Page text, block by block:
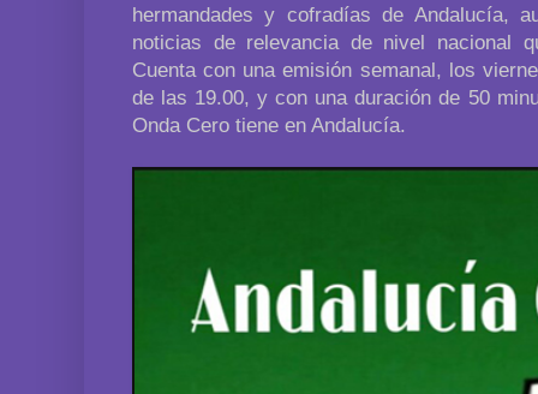
hermandades y cofradías de Andalucía,
noticias de relevancia de nivel nacional
Cuenta con una emisión semanal, los
de las 19.00, y con una duración de 50
Onda Cero tiene en Andalucía.